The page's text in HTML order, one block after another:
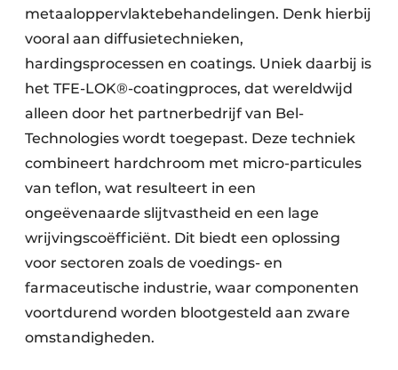
metaaloppervlaktebehandelingen. Denk hierbij
vooral aan diffusietechnieken,
hardingsprocessen en coatings. Uniek daarbij is
het TFE-LOK®-coatingproces, dat wereldwijd
alleen door het partnerbedrijf van Bel-
Technologies wordt toegepast. Deze techniek
combineert hardchroom met micro-particules
van teflon, wat resulteert in een
ongeëvenaarde slijtvastheid en een lage
wrijvingscoëfficiënt. Dit biedt een oplossing
voor sectoren zoals de voedings- en
farmaceutische industrie, waar componenten
voortdurend worden blootgesteld aan zware
omstandigheden.